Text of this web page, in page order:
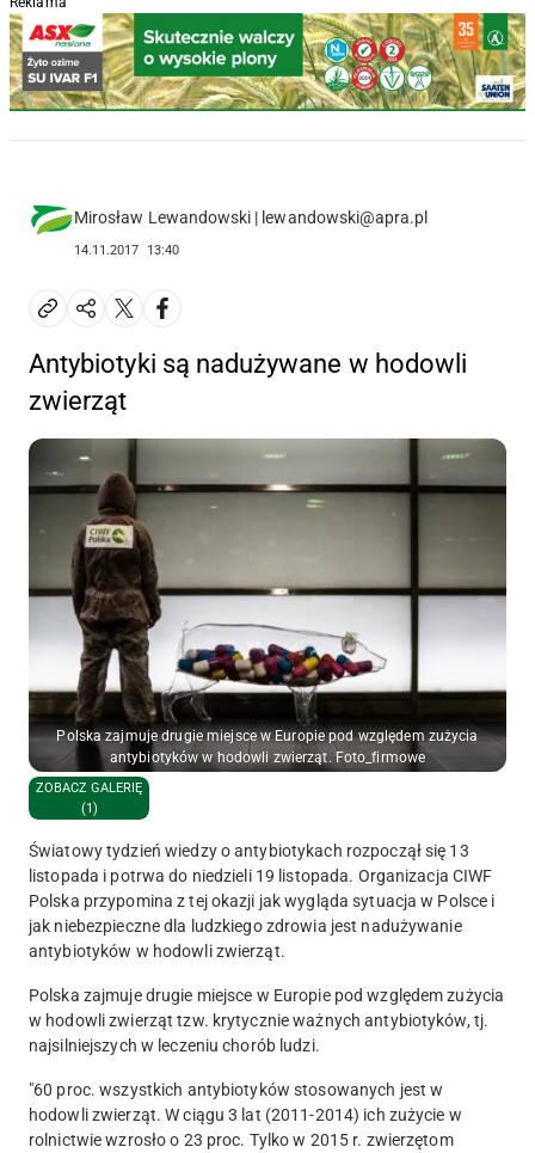
Mirosław Lewandowski | lewandowski@apra.pl
14.11.2017 13:40
Antybiotyki są nadużywane w hodowli
zwierząt
Polska zajmuje drugie miejsce w Europie pod względem zużycia
antybiotyków w hodowli zwierząt. Foto_firmowe
ZOBACZ GALERIĘ
(1)
Światowy tydzień wiedzy o antybiotykach rozpoczął się 13
listopada i potrwa do niedzieli 19 listopada. Organizacja CIWF
Polska przypomina z tej okazji jak wygląda sytuacja w Polsce i
jak niebezpieczne dla ludzkiego zdrowia jest nadużywanie
antybiotyków w hodowli zwierząt.
Polska zajmuje drugie miejsce w Europie pod względem zużycia
w hodowli zwierząt tzw. krytycznie ważnych antybiotyków, tj.
najsilniejszych w leczeniu chorób ludzi.
"60 proc. wszystkich antybiotyków stosowanych jest w
hodowli zwierząt. W ciągu 3 lat (2011-2014) ich zużycie w
rolnictwie wzrosło o 23 proc. Tylko w 2015 r. zwierzętom